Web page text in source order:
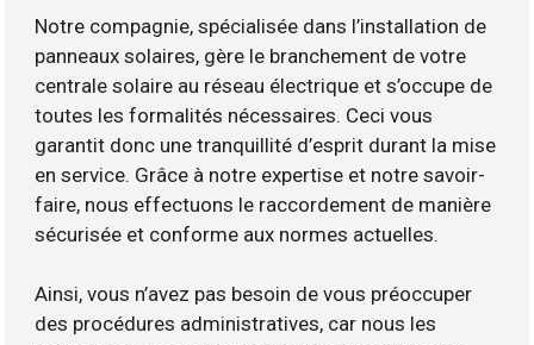
Notre compagnie, spécialisée dans l’installation de
panneaux solaires, gère le branchement de votre
centrale solaire au réseau électrique et s’occupe de
toutes les formalités nécessaires. Ceci vous
garantit donc une tranquillité d’esprit durant la mise
en service. Grâce à notre expertise et notre savoir-
faire, nous effectuons le raccordement de manière
sécurisée et conforme aux normes actuelles.
Ainsi, vous n’avez pas besoin de vous préoccuper
des procédures administratives, car nous les